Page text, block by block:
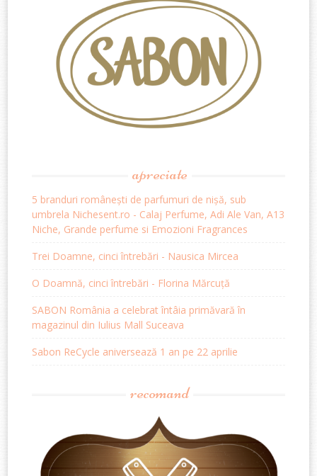
apreciate
5 branduri românești de parfumuri de nișă, sub
umbrela Nichesent.ro - Calaj Perfume, Adi Ale Van, A13
Niche, Grande perfume si Emozioni Fragrances
Trei Doamne, cinci întrebări - Nausica Mircea
O Doamnă, cinci întrebări - Florina Mărcuță
SABON România a celebrat întâia primăvară în
magazinul din Iulius Mall Suceava
Sabon ReCycle aniversează 1 an pe 22 aprilie
recomand